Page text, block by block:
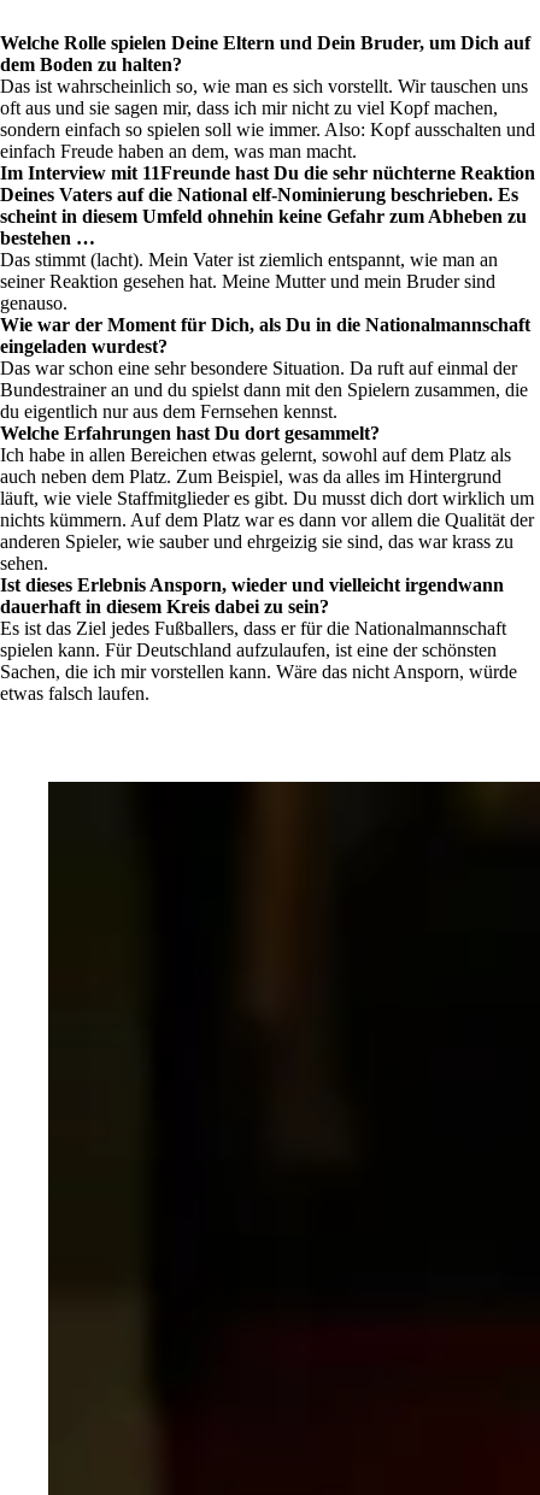
Welche Rolle spielen Deine Eltern und Dein Bruder, um Dich auf
dem Boden zu halten?
Das ist wahrscheinlich so, wie man es sich vorstellt. Wir tauschen uns
oft aus und sie sagen mir, dass ich mir nicht zu viel Kopf machen,
sondern einfach so spielen soll wie immer. Also: Kopf ausschalten und
einfach Freude haben an dem, was man macht.
Im Interview mit 11Freunde hast Du die sehr nüchterne Reaktion
Deines Vaters auf die National elf-Nominierung beschrieben. Es
scheint in diesem Umfeld ohnehin keine Gefahr zum Abheben zu
bestehen …
Das stimmt (lacht). Mein Vater ist ziemlich entspannt, wie man an
seiner Reaktion gesehen hat. Meine Mutter und mein Bruder sind
genauso.
Wie war der Moment für Dich, als Du in die Nationalmannschaft
eingeladen wurdest?
Das war schon eine sehr besondere Situation. Da ruft auf einmal der
Bundestrainer an und du spielst dann mit den Spielern zusammen, die
du eigentlich nur aus dem Fernsehen kennst.
Welche Erfahrungen hast Du dort gesammelt?
Ich habe in allen Bereichen etwas gelernt, sowohl auf dem Platz als
auch neben dem Platz. Zum Beispiel, was da alles im Hintergrund
läuft, wie viele Staffmitglieder es gibt. Du musst dich dort wirklich um
nichts kümmern. Auf dem Platz war es dann vor allem die Qualität der
anderen Spieler, wie sauber und ehrgeizig sie sind, das war krass zu
sehen.
Ist dieses Erlebnis Ansporn, wieder und vielleicht irgendwann
dauerhaft in diesem Kreis dabei zu sein?
Es ist das Ziel jedes Fußballers, dass er für die Nationalmannschaft
spielen kann. Für Deutschland aufzulaufen, ist eine der schönsten
Sachen, die ich mir vorstellen kann. Wäre das nicht Ansporn, würde
etwas falsch laufen.